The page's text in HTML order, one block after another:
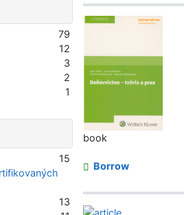
book
Borrow
79
12
3
2
1
15
13